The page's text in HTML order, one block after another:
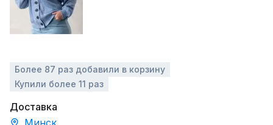
Более 87 раз добавили в корзину
Купили более 11 раз
Доставка
Минск